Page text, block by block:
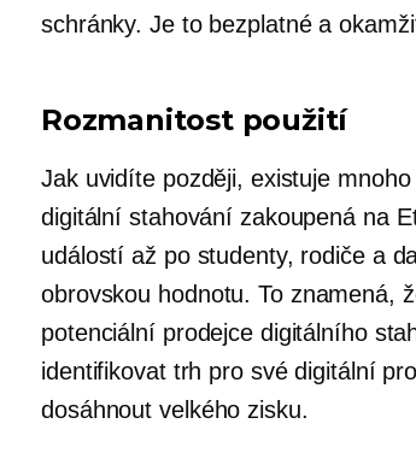
schránky. Je to bezplatné a
Rozmanitost použití
Jak uvidíte později, existuje
digitální stahování zakoupená na
událostí až po studenty, rodiče a
obrovskou hodnotu. To znamená,
potenciální prodejce digitálního
identifikovat trh pro své digitální
dosáhnout velkého zisku.